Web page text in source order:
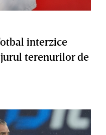
interzice
terenurilor de